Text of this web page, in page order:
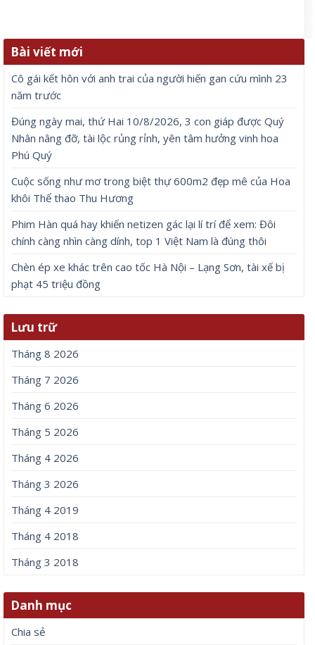
Bài viết mới
Cô gái kết hôn với anh trai của người hiến gan cứu mình 23
năm trước
Đúng ngày mai, thứ Hai 10/8/2026, 3 con giáp được Quý
Nhân nâng đỡ, tài lộc rủng rỉnh, yên tâm hưởng vinh hoa
Phú Quý
Cuộc sống như mơ trong biệt thự 600m2 đẹp mê của Hoa
khôi Thể thao Thu Hương
Phim Hàn quá hay khiến netizen gác lại lí trí để xem: Đôi
chính càng nhìn càng dính, top 1 Việt Nam là đúng thôi
Chèn ép xe khác trên cao tốc Hà Nội – Lạng Sơn, tài xế bị
phạt 45 triệu đồng
Lưu trữ
Tháng 8 2026
Tháng 7 2026
Tháng 6 2026
Tháng 5 2026
Tháng 4 2026
Tháng 3 2026
Tháng 4 2019
Tháng 4 2018
Tháng 3 2018
Danh mục
Chia sẻ